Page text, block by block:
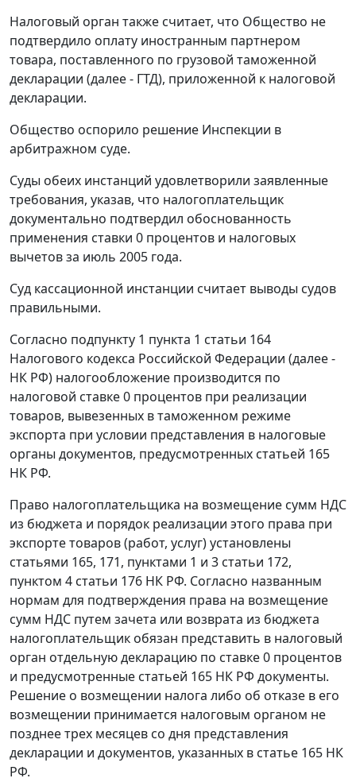
Налоговый орган также считает, что Общество не
подтвердило оплату иностранным партнером
товара, поставленного по грузовой таможенной
декларации (далее - ГТД), приложенной к налоговой
декларации.
Общество оспорило решение Инспекции в
арбитражном суде.
Суды обеих инстанций удовлетворили заявленные
требования, указав, что налогоплательщик
документально подтвердил обоснованность
применения ставки 0 процентов и налоговых
вычетов за июль 2005 года.
Суд кассационной инстанции считает выводы судов
правильными.
Согласно подпункту 1 пункта 1 статьи 164
Налогового кодекса Российской Федерации (далее -
НК РФ) налогообложение производится по
налоговой ставке 0 процентов при реализации
товаров, вывезенных втаможенном режиме
экспорта при условии представления в налоговые
органы документов, предусмотренных статьей 165
НК РФ.
Право налогоплательщика на возмещение сумм НДС
из бюджета и порядок реализации этого права при
экспорте товаров (работ, услуг) установлены
статьями 165, 171, пунктами 1 и 3 статьи 172,
пунктом 4 статьи 176 НК РФ. Согласно названным
нормам для подтверждения права на возмещение
сумм НДС путем зачета или возврата из бюджета
налогоплательщик обязан представить в налоговый
орган отдельную декларацию по ставке 0 процентов
и предусмотренные статьей 165 НК РФ документы.
Решение о возмещении налога либо об отказе в его
возмещении принимается налоговым органом не
позднее трех месяцев со дня представления
декларации и документов, указанных в статье 165 НК
РФ.